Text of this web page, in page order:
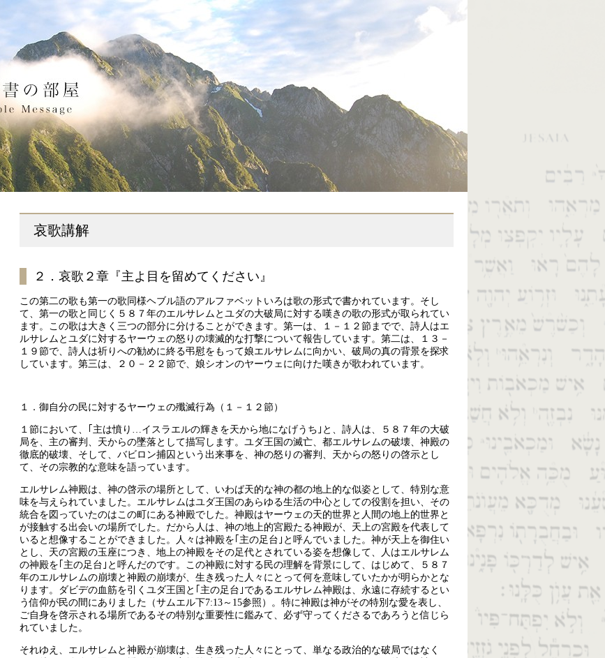
哀歌講解
２．哀歌２章『主よ目を留めてください』
この第二の歌も第一の歌同様ヘブル語のアルファベットいろは歌の形式で書かれています。そし
て、第一の歌と同じく５８７年のエルサレムとユダの大破局に対する嘆きの歌の形式が取られてい
ます。この歌は大きく三つの部分に分けることができます。第一は、１－１２節までで、詩人はエ
ルサレムとユダに対するヤーウェの怒りの壊滅的な打撃について報告しています。第二は、１３－
１９節で、詩人は祈りへの勧めに終る弔慰をもって娘エルサレムに向かい、破局の真の背景を探求
しています。第三は、２０－２２節で、娘シオンのヤーウェに向けた嘆きが歌われています。
１．御自分の民に対するヤーウェの殲滅行為（１－１２節）
１節において、｢主は憤り…イスラエルの輝きを天から地になげうち｣と、詩人は、５８７年の大破
局を、主の審判、天からの墜落として描写します。ユダ王国の滅亡、都エルサレムの破壊、神殿の
徹底的破壊、そして、バビロン捕囚という出来事を、神の怒りの審判、天からの怒りの啓示とし
て、その宗教的な意味を語っています。
エルサレム神殿は、神の啓示の場所として、いわば天的な神の都の地上的な似姿として、特別な意
味を与えられていました。エルサレムはユダ王国のあらゆる生活の中心としての役割を担い、その
統合を図っていたのはこの町にある神殿でした。神殿はヤーウェの天的世界と人間の地上的世界と
が接触する出会いの場所でした。だから人は、神の地上的宮殿たる神殿が、天上の宮殿を代表して
いると想像することができました。人々は神殿を｢主の足台｣と呼んでいました。神が天上を御住い
とし、天の宮殿の玉座につき、地上の神殿をその足代とされている姿を想像して、人はエルサレム
の神殿を｢主の足台｣と呼んだのです。この神殿に対する民の理解を背景にして、はじめて、５８７
年のエルサレムの崩壊と神殿の崩壊が、生き残った人々にとって何を意味していたかが明らかとな
ります。ダビデの血筋を引くユダ王国と｢主の足台｣であるエルサレム神殿は、永遠に存続するとい
う信仰が民の間にありました（サムエル下7:13～15参照）。特に神殿は神がその特別な愛を表し、
ご自身を啓示される場所であるその特別な重要性に鑑みて、必ず守ってくださるであろうと信じら
れていました。
それゆえ、エルサレムと神殿が崩壊は、生き残った人々にとって、単なる政治的な破局ではなく